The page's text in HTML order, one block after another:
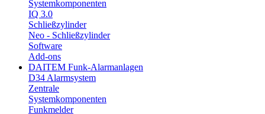
Systemkomponenten
IQ 3.0
Schließzylinder
Neo - Schließzylinder
Software
Add-ons
DAITEM Funk-Alarmanlagen
D34 Alarmsystem
Zentrale
Systemkomponenten
Funkmelder